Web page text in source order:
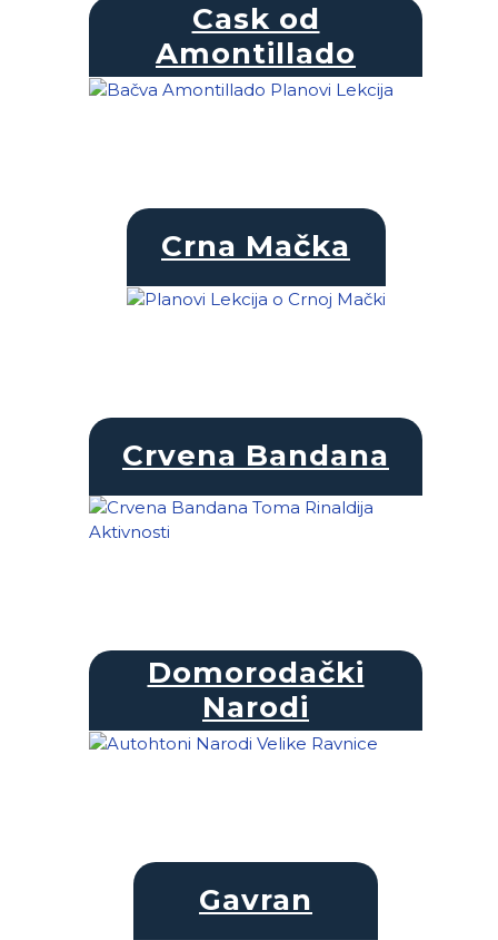
Cask od
Amontillado
Crna Mačka
Crvena Bandana
Domorodački
Narodi
Gavran